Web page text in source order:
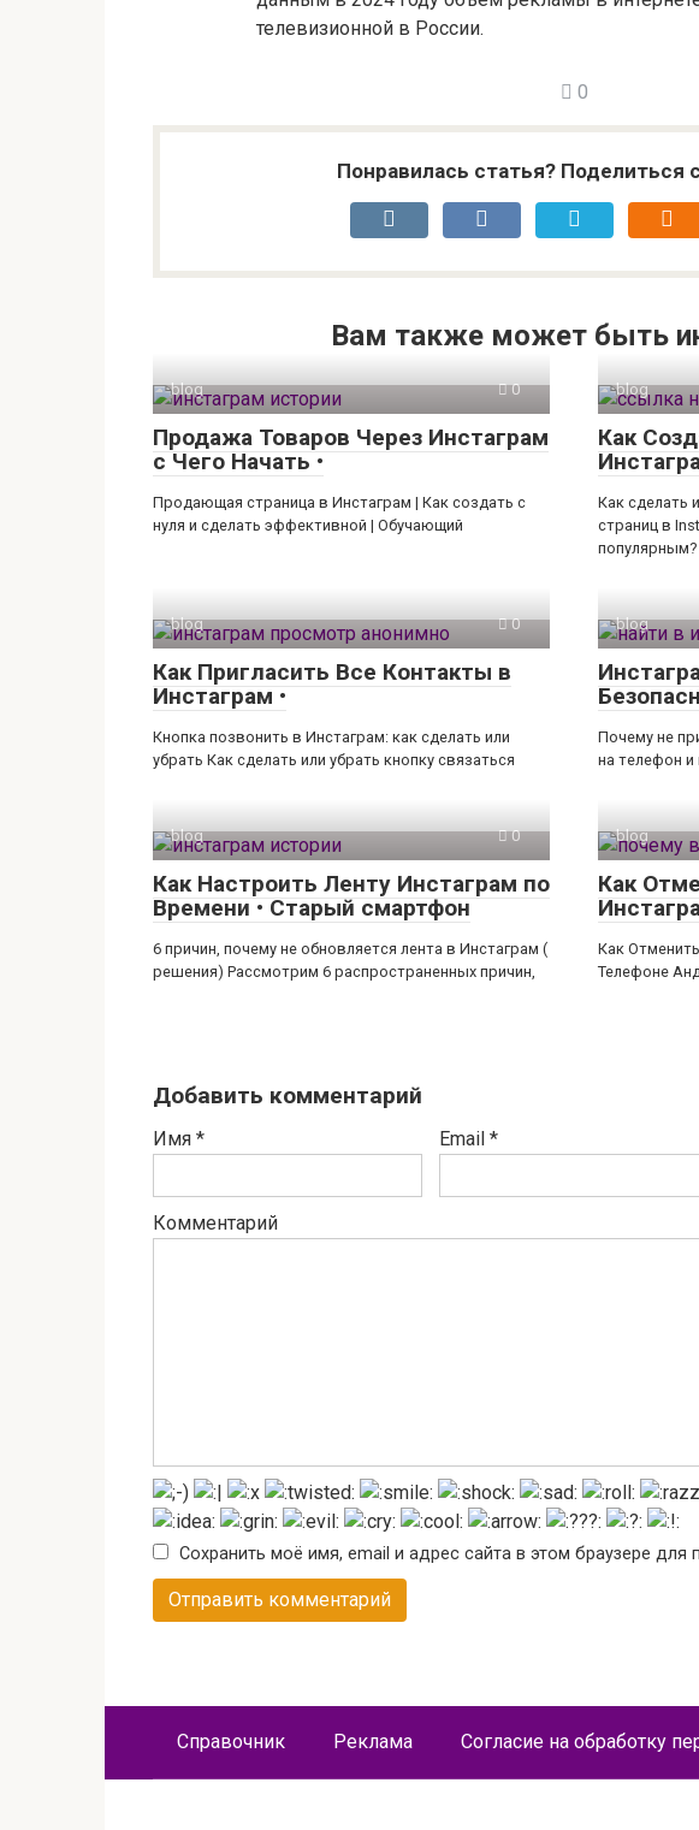
телевизионной в России.
0
Понравилась статья? Поделиться
Вам также может быть
blog 0
Продажа Товаров Через Инстаграм
с Чего Начать •
Продающая страница в Инстаграм | Как создать с
нуля и сделать эффективной | Обучающий
blog
Как
Как сделать
страниц в
популярным?
blog 0
Как Пригласить Все Контакты в
Инстаграм •
Кнопка позвонить в Инстаграм: как сделать или
убрать Как сделать или убрать кнопку связаться
blog
Почему не
на телефон и
blog 0
Как Настроить Ленту Инстаграм по
Времени • Старый смартфон
6 причин, почему не обновляется лента в Инстаграм (
решения) Рассмотрим 6 распространенных причин,
blog
Как
Как
Телефоне
Добавить комментарий
Имя * Email *
Комментарий
Сохранить моё имя, email и адрес сайта в этом браузере
Справочник Реклама Согласие на обработку